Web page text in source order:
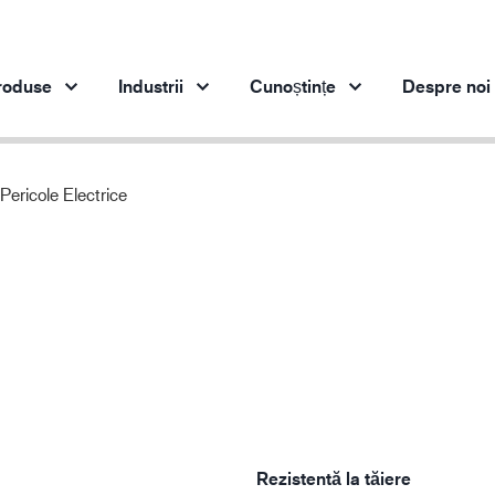
Industrii Cunoștințe Despre noi
Pericole Electrice
Rezistentă la tăiere